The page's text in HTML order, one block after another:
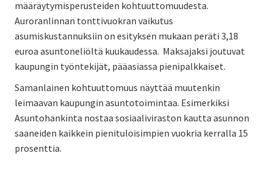
määräytymisperusteiden kohtuuttomuudesta.
Auroranlinnan tonttivuokran vaikutus
asumiskustannuksiin on esityksen mukaan peräti 3,18
euroa asuntoneliöltä kuukaudessa. Maksajaksi joutuvat
kaupungin työntekijät, pääasiassa pienipalkkaiset.
Samanlainen kohtuuttomuus näyttää muutenkin
leimaavan kaupungin asuntotoimintaa. Esimerkiksi
Asuntohankinta nostaa sosiaaliviraston kautta asunnon
saaneiden kaikkein pienituloisimpien vuokria kerralla 15
prosenttia.